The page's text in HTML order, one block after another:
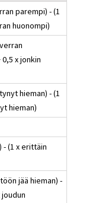
parempi) - (1
huonompi)
x jonkin
hieman) - (1
hieman)
- (1 x erittäin
jää hieman) -